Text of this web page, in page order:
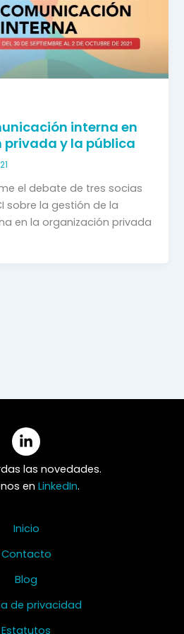
interna en
privada y la pública
el debate de tres socias
sobre la gestión de la
en la organización privada
las novedades.
en LinkedIn.
Inicio
Contacto
Blog
de privacidad
Estatutos